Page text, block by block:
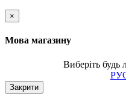
×
Мова магазину
Виберіть будь
Закрити